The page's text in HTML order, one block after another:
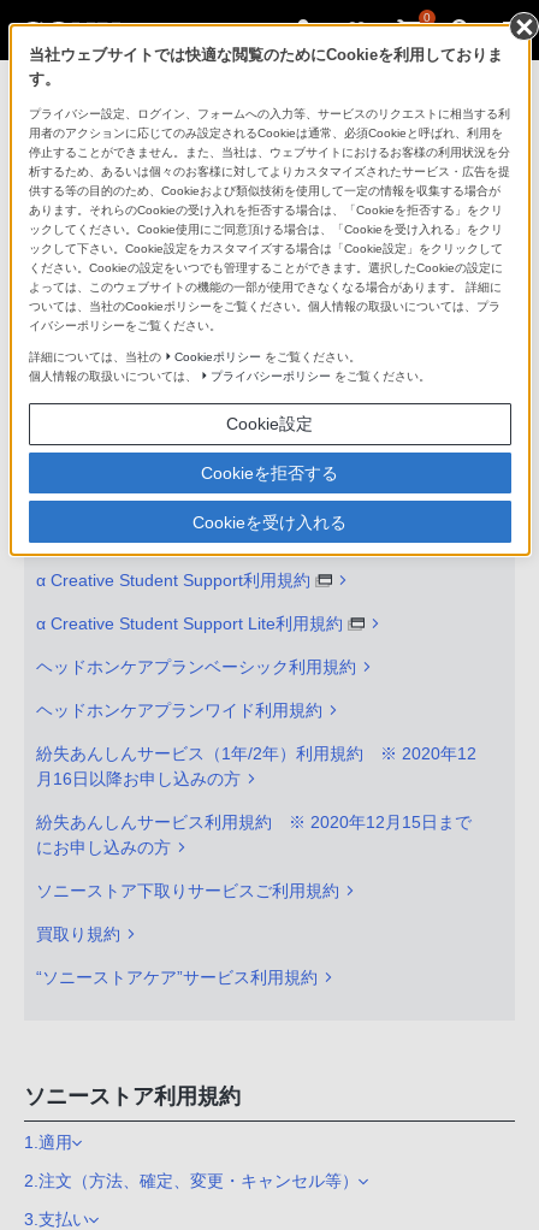
0
規約
ソニーストア利用規約
付属品購入特約
残価設定クレジットサービスご利用規約
VAIOサポート窓口ご利用規約
設置・設定サービスご利用規約
テレビ・サウンドバー等壁掛け設置サービス用特約
Xperiaケアプランご利用規約
お試しサービス利用規約
αあんしんプログラムご利用規約
α Creative Student Support利用規約
α Creative Student Support Lite利用規約
ヘッドホンケアプランベーシック利用規約
ヘッドホンケアプランワイド利用規約
紛失あんしんサービス（1年/2年）利用規約 ※ 2020年12
月16日以降お申し込みの方
紛失あんしんサービス利用規約 ※ 2020年12月15日まで
にお申し込みの方
ソニーストア下取りサービスご利用規約
買取り規約
“ソニーストアケア”サービス利用規約
ソニーストア利用規約
1.適用
2.注文（方法、確定、変更・キャンセル等）
3.支払い
当社ウェブサイトでは快適な閲覧のためにCookieを利用しておりま
す。
プライバシー設定、ログイン、フォームへの入力等、サービスのリクエストに相当する利
用者のアクションに応じてのみ設定されるCookieは通常、必須Cookieと呼ばれ、利用を
停止することができません。また、当社は、ウェブサイトにおけるお客様の利用状況を分
析するため、あるいは個々のお客様に対してよりカスタマイズされたサービス・広告を提
供する等の目的のため、Cookieおよび類似技術を使用して一定の情報を収集する場合が
あります。それらのCookieの受け入れを拒否する場合は、「Cookieを拒否する」をクリ
ックしてください。Cookie使用にご同意頂ける場合は、「Cookieを受け入れる」をクリ
ックして下さい。Cookie設定をカスタマイズする場合は「Cookie設定」をクリックして
ください。Cookieの設定をいつでも管理することができます。選択したCookieの設定に
よっては、このウェブサイトの機能の一部が使用できなくなる場合があります。 詳細に
ついては、当社のCookieポリシーをご覧ください。個人情報の取扱いについては、プラ
イバシーポリシーをご覧ください。
詳細については、当社の Cookieポリシー をご覧ください。
個人情報の取扱いについては、
プライバシーポリシー をご覧ください。
Cookie設定
Cookieを拒否する
Cookieを受け入れる